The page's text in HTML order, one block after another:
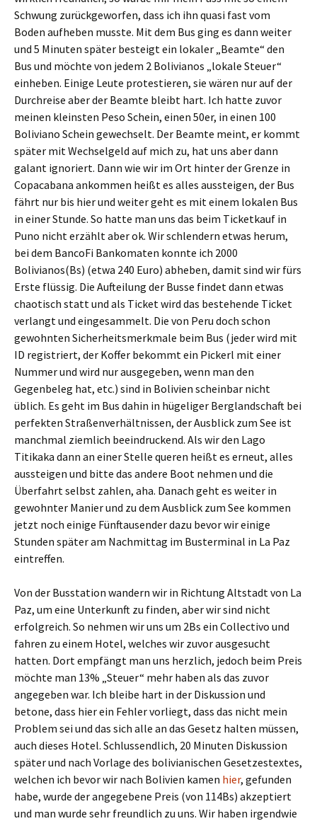
Schwung zurückgeworfen, dass ich ihn quasi fast vom
Boden aufheben musste. Mit dem Bus ging es dann weiter
und 5 Minuten später besteigt ein lokaler „Beamte“ den
Bus und möchte von jedem 2 Bolivianos „lokale Steuer“
einheben. Einige Leute protestieren, sie wären nur auf der
Durchreise aber der Beamte bleibt hart. Ich hatte zuvor
meinen kleinsten Peso Schein, einen 50er, in einen 100
Boliviano Schein gewechselt. Der Beamte meint, er kommt
später mit Wechselgeld auf mich zu, hat uns aber dann
galant ignoriert. Dann wie wir im Ort hinter der Grenze in
Copacabana ankommen heißt es alles aussteigen, der Bus
fährt nur bis hier und weiter geht es mit einem lokalen Bus
in einer Stunde. So hatte man uns das beim Ticketkauf in
Puno nicht erzählt aber ok. Wir schlendern etwas herum,
bei dem BancoFi Bankomaten konnte ich 2000
Bolivianos(Bs) (etwa 240 Euro) abheben, damit sind wir fürs
Erste flüssig. Die Aufteilung der Busse findet dann etwas
chaotisch statt und als Ticket wird das bestehende Ticket
verlangt und eingesammelt. Die von Peru doch schon
gewohnten Sicherheitsmerkmale beim Bus (jeder wird mit
ID registriert, der Koffer bekommt ein Pickerl mit einer
Nummer und wird nur ausgegeben, wenn man den
Gegenbeleg hat, etc.) sind in Bolivien scheinbar nicht
üblich. Es geht im Bus dahin in hügeliger Berglandschaft bei
perfekten Straßenverhältnissen, der Ausblick zum See ist
manchmal ziemlich beeindruckend. Als wir den Lago
Titikaka dann an einer Stelle queren heißt es erneut, alles
aussteigen und bitte das andere Boot nehmen und die
Überfahrt selbst zahlen, aha. Danach geht es weiter in
gewohnter Manier und zu dem Ausblick zum See kommen
jetzt noch einige Fünftausender dazu bevor wir einige
Stunden später am Nachmittag im Busterminal in La Paz
eintreffen.
Von der Busstation wandern wir in Richtung Altstadt von La
Paz, um eine Unterkunft zu finden, aber wir sind nicht
erfolgreich. So nehmen wir uns um 2Bs ein Collectivo und
fahren zu einem Hotel, welches wir zuvor ausgesucht
hatten. Dort empfängt man uns herzlich, jedoch beim Preis
möchte man 13% „Steuer“ mehr haben als das zuvor
angegeben war. Ich bleibe hart in der Diskussion und
betone, dass hier ein Fehler vorliegt, dass das nicht mein
Problem sei und das sich alle an das Gesetz halten müssen,
auch dieses Hotel. Schlussendlich, 20 Minuten Diskussion
später und nach Vorlage des bolivianischen Gesetzestextes,
welchen ich bevor wir nach Bolivien kamen hier, gefunden
habe, wurde der angegebene Preis (von 114Bs) akzeptiert
und man wurde sehr freundlich zu uns. Wir haben irgendwie